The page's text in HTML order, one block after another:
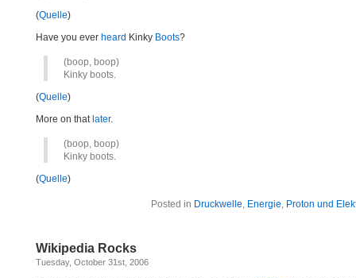
(Quelle)
Have you ever heard Kinky Boots?
(boop, boop)
Kinky boots.
(Quelle)
More on that later.
(boop, boop)
Kinky boots.
(Quelle)
Posted in Druckwelle, Energie, Proton und
Wikipedia Rocks
Tuesday, October 31st, 2006